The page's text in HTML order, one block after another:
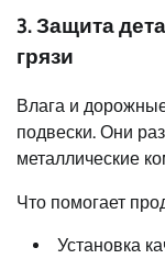
3. Защита
грязи
Влага и
подвески. Они
металлические
Что помогает
Установка